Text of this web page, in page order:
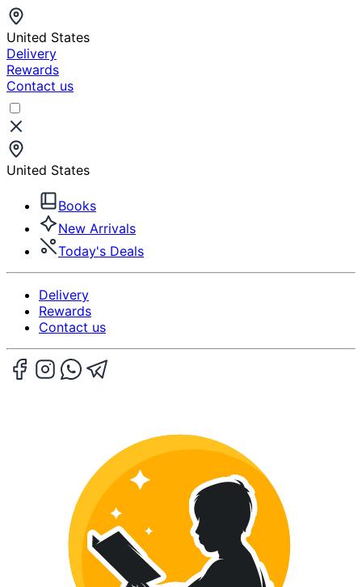
United States
Delivery
Rewards
Contact us
United States
Books
New Arrivals
Today's Deals
Delivery
Rewards
Contact us